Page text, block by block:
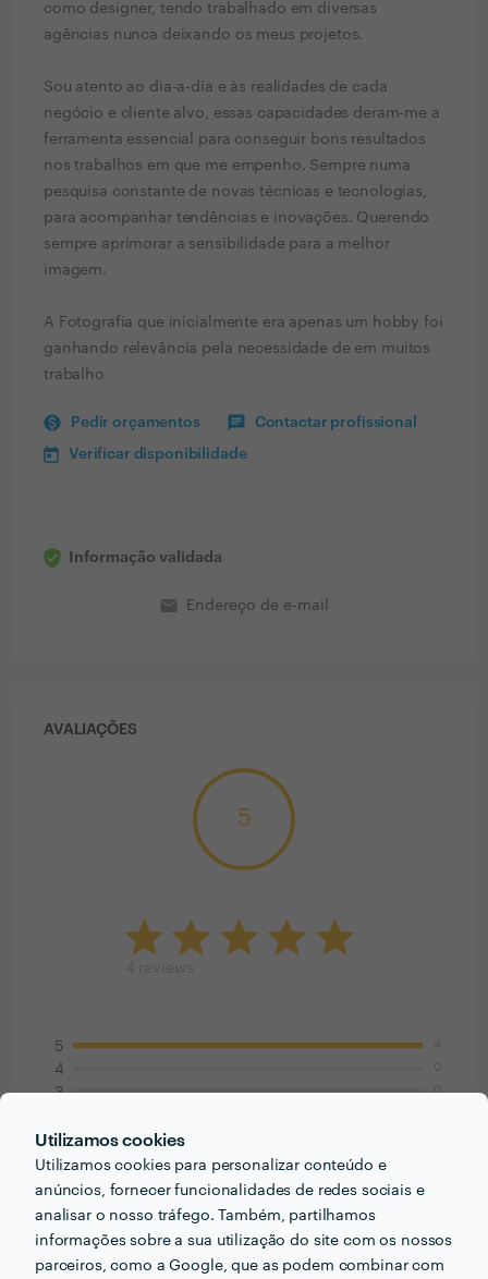
Utilizamos cookies
Utilizamos cookies para personalizar conteúdo e
anúncios, fornecer funcionalidades de redes sociais e
analisar o nosso tráfego. Também, partilhamos
informações sobre a sua utilização do site com os nossos
parceiros, como a Google, que as podem combinar com
como designer, tendo trabalhado em diversas
agências nunca deixando os meus projetos.
Sou atento ao dia-a-dia e às realidades de cada
negócio e cliente alvo, essas capacidades deram-me a
ferramenta essencial para conseguir bons resultados
nos trabalhos em que me empenho. Sempre numa
pesquisa constante de novas técnicas e tecnologias,
para acompanhar tendências e inovações. Querendo
sempre aprimorar a sensibilidade para a melhor
imagem.
A Fotografia que inicialmente era apenas um hobby foi
ganhando relevância pela necessidade de em muitos
trabalho
Pedir orçamentos Contactar profissional
Verificar disponibilidade
Informação validada
email Endereço de e-mail
AVALIAÇÕES
5
5
4
3 0
1
Catarina Bandeira
Trabalho realizado fora da plataforma
8 Mai 2016